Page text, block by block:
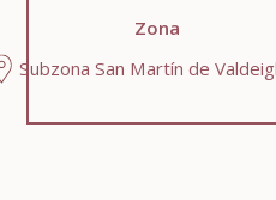
Zona
Subzona San Martín de